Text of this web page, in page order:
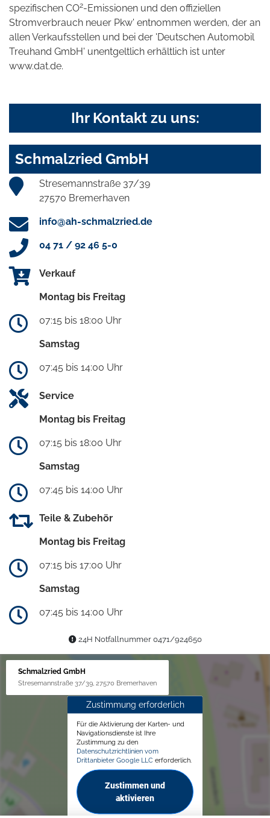
spezifischen CO2-Emissionen und den offiziellen
Stromverbrauch neuer Pkw' entnommen werden, der an
allen Verkaufsstellen und bei der 'Deutschen Automobil
Treuhand GmbH' unentgeltlich erhältlich ist unter
www.dat.de.
Ihr Kontakt zu uns:
Schmalzried GmbH
Stresemannstraße 37/39
27570 Bremerhaven
info@ah-schmalzried.de
04 71 / 92 46 5-0
Verkauf
Montag bis Freitag
07:15 bis 18:00 Uhr
Samstag
07:45 bis 14:00 Uhr
Service
Montag bis Freitag
07:15 bis 18:00 Uhr
Samstag
07:45 bis 14:00 Uhr
Teile & Zubehör
Montag bis Freitag
07:15 bis 17:00 Uhr
Samstag
07:45 bis 14:00 Uhr
24H Notfallnummer 0471/924650
Schmalzried GmbH
Stresemannstraße 37/39, 27570 Bremerhaven
Zustimmung erforderlich
Für die Aktivierung der Karten- und
Navigationsdienste ist Ihre
Zustimmung zu den
Datenschutzrichtlinien vom
Drittanbieter Google LLC erforderlich.
Zustimmen und
aktivieren